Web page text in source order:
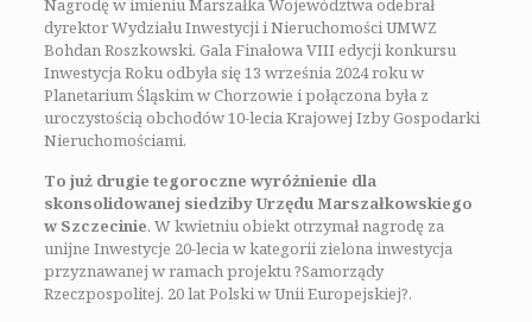
Nagrodę w imieniu Marszałka Województwa odebrał
dyrektor Wydziału Inwestycji i Nieruchomości UMWZ
Bohdan Roszkowski. Gala Finałowa VIII edycji konkursu
Inwestycja Roku odbyła się 13 września 2024 roku w
Planetarium Śląskim w Chorzowie i połączona była z
uroczystością obchodów 10-lecia Krajowej Izby Gospodarki
Nieruchomościami.
To już drugie tegoroczne wyróżnienie dla
skonsolidowanej siedziby Urzędu Marszałkowskiego
w Szczecinie. W kwietniu obiekt otrzymał nagrodę za
unijne Inwestycje 20-lecia w kategorii zielona inwestycja
przyznawanej w ramach projektu ?Samorządy
Rzeczpospolitej. 20 lat Polski w Unii Europejskiej?.